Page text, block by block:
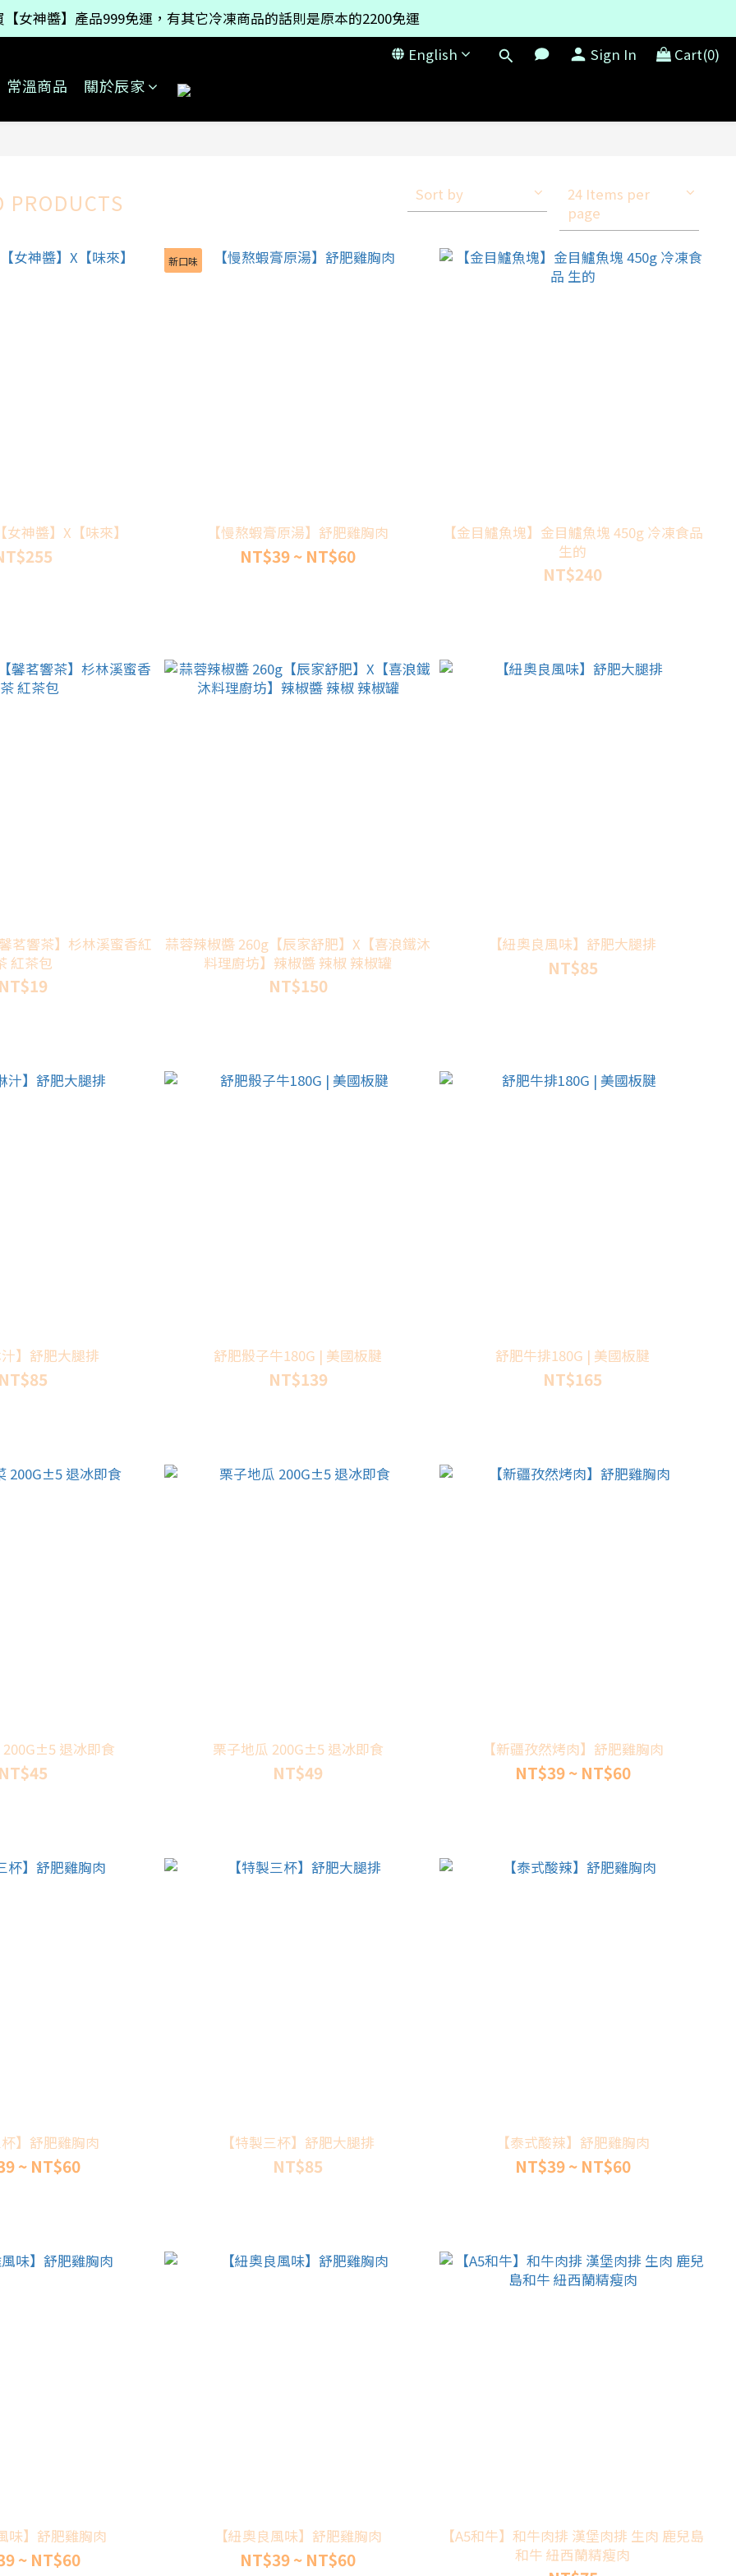
女神醬】產品999免運，有其它冷凍商品的話則是原本的2200免運
女神醬】產品999免運，有其它冷凍商品的話則是原本的2200免運
網新功能【全館活動時間牆】全館活動都在這一頁，還有附上時間倒數器
女神醬】產品999免運，有其它冷凍商品的話則是原本的2200免運
English Sign In Cart(0)
常溫商品 關於辰家
PRODUCTS Sort by
24 Items per
page
神醬】X【味來】
新口味
【慢熬蝦膏原湯】舒肥雞胸肉
NT$39 ~ NT$60
【金目鱸魚塊】金目鱸魚塊 450g 冷凍食品
生的
NT$240
茗響茶】杉林溪蜜香紅
紅茶包
蒜蓉辣椒醬 260g【辰家舒肥】X【喜浪鐵沐
料理廚坊】辣椒醬 辣椒 辣椒罐
NT$150
【紐奧良風味】舒肥大腿排
NT$85
】舒肥大腿排 舒肥骰子牛180G | 美國板腱
NT$139
舒肥牛排180G | 美國板腱
NT$165
冷凍青花菜 200G±5 退冰即食 栗子地瓜 200G±5 退冰即食
NT$49
【新疆孜然烤肉】舒肥雞胸肉
NT$39 ~ NT$60
】舒肥雞胸肉
~ NT$60
【特製三杯】舒肥大腿排
NT$85
【泰式酸辣】舒肥雞胸肉
NT$39 ~ NT$60
味】舒肥雞胸肉
~ NT$60
【紐奧良風味】舒肥雞胸肉
NT$39 ~ NT$60
【A5和牛】和牛肉排 漢堡肉排 生肉 鹿兒島
和牛 紐西蘭精瘦肉